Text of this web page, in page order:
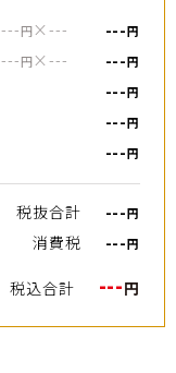
---円×--- ---円
---円×--- ---円
---円
---円
---円
税抜合計 ---円
消費税 ---円
税込合計 ---円